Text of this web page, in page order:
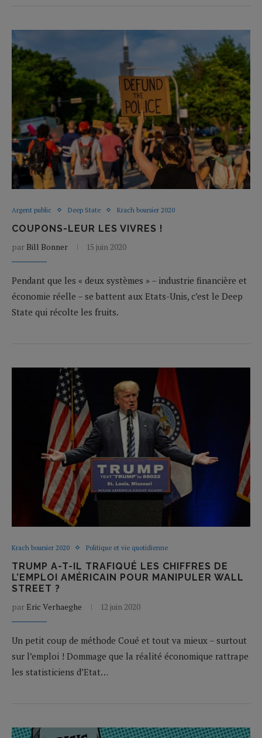
Argent public Deep State Krach boursier 2020
COUPONS-LEUR LES VIVRES !
par Bill Bonner 15 juin 2020
Pendant que les « deux systèmes » – industrie financière et
économie réelle – se battent aux Etats-Unis, c’est le Deep
State qui récolte les fruits.
Krach boursier 2020 Politique et vie quotidienne
TRUMP A-T-IL TRAFIQUÉ LES CHIFFRES DE
L’EMPLOI AMÉRICAIN POUR MANIPULER WALL
STREET ?
par Eric Verhaeghe 12 juin 2020
Un petit coup de méthode Coué et tout va mieux – surtout
sur l’emploi ! Dommage que la réalité économique rattrape
les statisticiens d’Etat…